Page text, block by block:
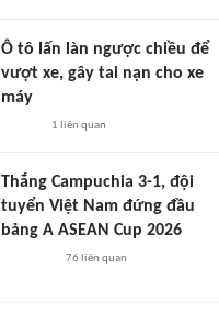
Ô tô lấn làn ngược chiều để
vượt xe, gây tai nạn cho xe
máy
1 liên quan
Thắng Campuchia 3-1, đội
tuyển Việt Nam đứng đầu
bảng A ASEAN Cup 2026
76 liên quan